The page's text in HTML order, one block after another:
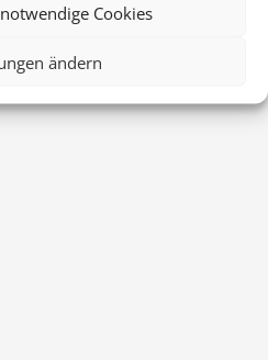
Cookies
ändern